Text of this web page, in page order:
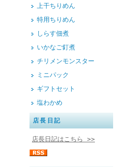
上干ちりめん
特用ちりめん
しらす佃煮
いかなご釘煮
チリメンモンスター
ミニパック
ギフトセット
塩わかめ
店長日記
店長日記はこちら >>